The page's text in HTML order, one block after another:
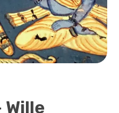
Wille